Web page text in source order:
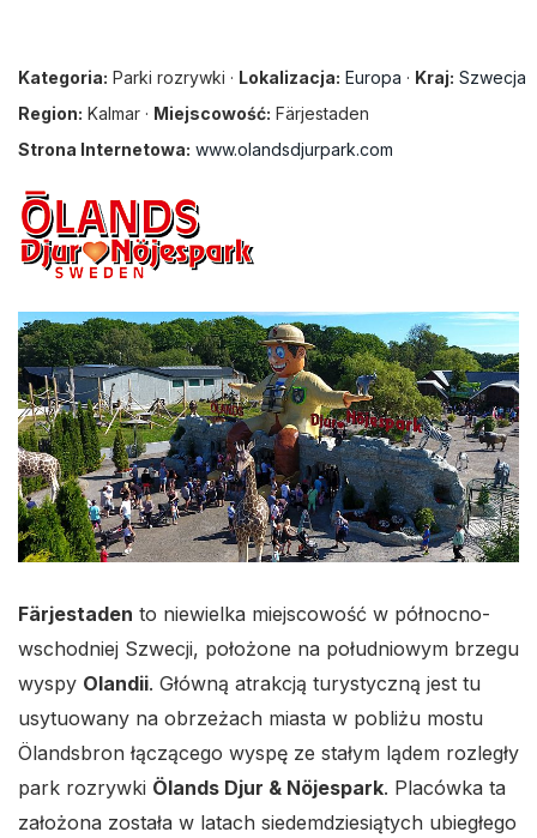
Kategoria: Parki rozrywki · Lokalizacja: Europa · Kraj: Szwecja
Region: Kalmar · Miejscowość: Färjestaden
Strona Internetowa: www.olandsdjurpark.com
Färjestaden to niewielka miejscowość w północno-
wschodniej Szwecji, położone na południowym brzegu
wyspy Olandii. Główną atrakcją turystyczną jest tu
usytuowany na obrzeżach miasta w pobliżu mostu
Ölandsbron łączącego wyspę ze stałym lądem rozległy
park rozrywki Ölands Djur & Nöjespark. Placówka ta
założona została w latach siedemdziesiątych ubiegłego